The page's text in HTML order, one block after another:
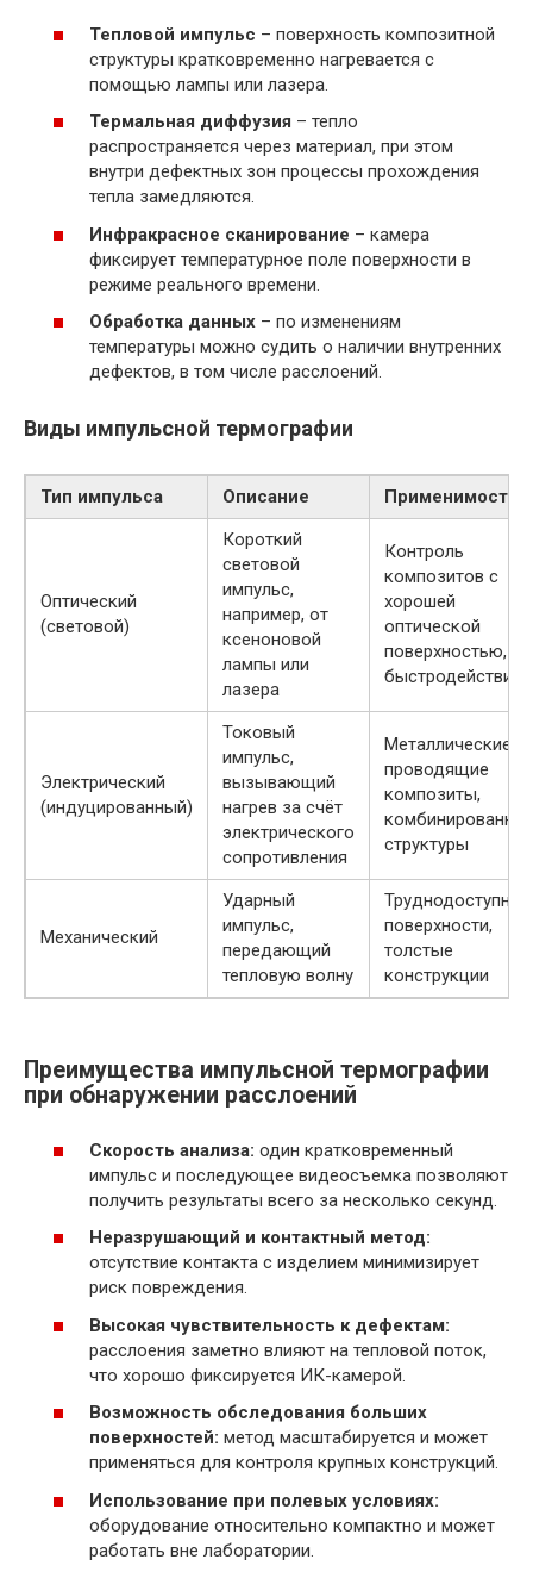
Тепловой импульс – поверхность композитной
структуры кратковременно нагревается с
помощью лампы или лазера.
Термальная диффузия – тепло
распространяется через материал, при этом
внутри дефектных зон процессы прохождения
тепла замедляются.
Инфракрасное сканирование – камера
фиксирует температурное поле поверхности в
режиме реального времени.
Обработка данных – по изменениям
температуры можно судить о наличии внутренних
дефектов, в том числе расслоений.
Виды импульсной термографии
Тип импульса Описание Применимость
Оптический
(световой)
Короткий
световой
импульс,
например, от
ксеноновой
лампы или
лазера
Контроль
композитов с
хорошей
оптической
поверхностью,
быстродействие
Электрический
(индуцированный)
Токовый
импульс,
вызывающий
нагрев за счёт
электрического
сопротивления
Металлические и
проводящие
композиты,
структуры
Механический
Ударный
импульс,
передающий
тепловую волну
Труднодоступные
поверхности,
толстые
конструкции
Преимущества импульсной термографии
при обнаружении расслоений
Скорость анализа: один кратковременный
импульс и последующее видеосъемка позволяют
получить результаты всего за несколько секунд.
Неразрушающий и контактный метод:
отсутствие контакта с изделием минимизирует
риск повреждения.
Высокая чувствительность к дефектам:
расслоения заметно влияют на тепловой поток,
что хорошо фиксируется ИК-камерой.
Возможность обследования больших
поверхностей: метод масштабируется и может
применяться для контроля крупных конструкций.
Использование при полевых условиях:
оборудование относительно компактно и может
работать вне лаборатории.